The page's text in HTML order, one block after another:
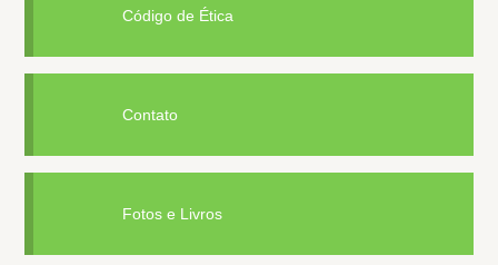
Código de Ética
Contato
Fotos e Livros